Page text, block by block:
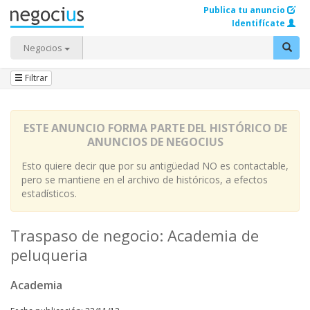
Negocios
Publica tu anuncio
Identifícate
Filtrar
ESTE ANUNCIO FORMA PARTE DEL HISTÓRICO DE
ANUNCIOS DE NEGOCIUS
Esto quiere decir que por su antigüedad NO es contactable,
pero se mantiene en el archivo de históricos, a efectos
estadísticos.
Traspaso de negocio: Academia de
peluqueria
Academia